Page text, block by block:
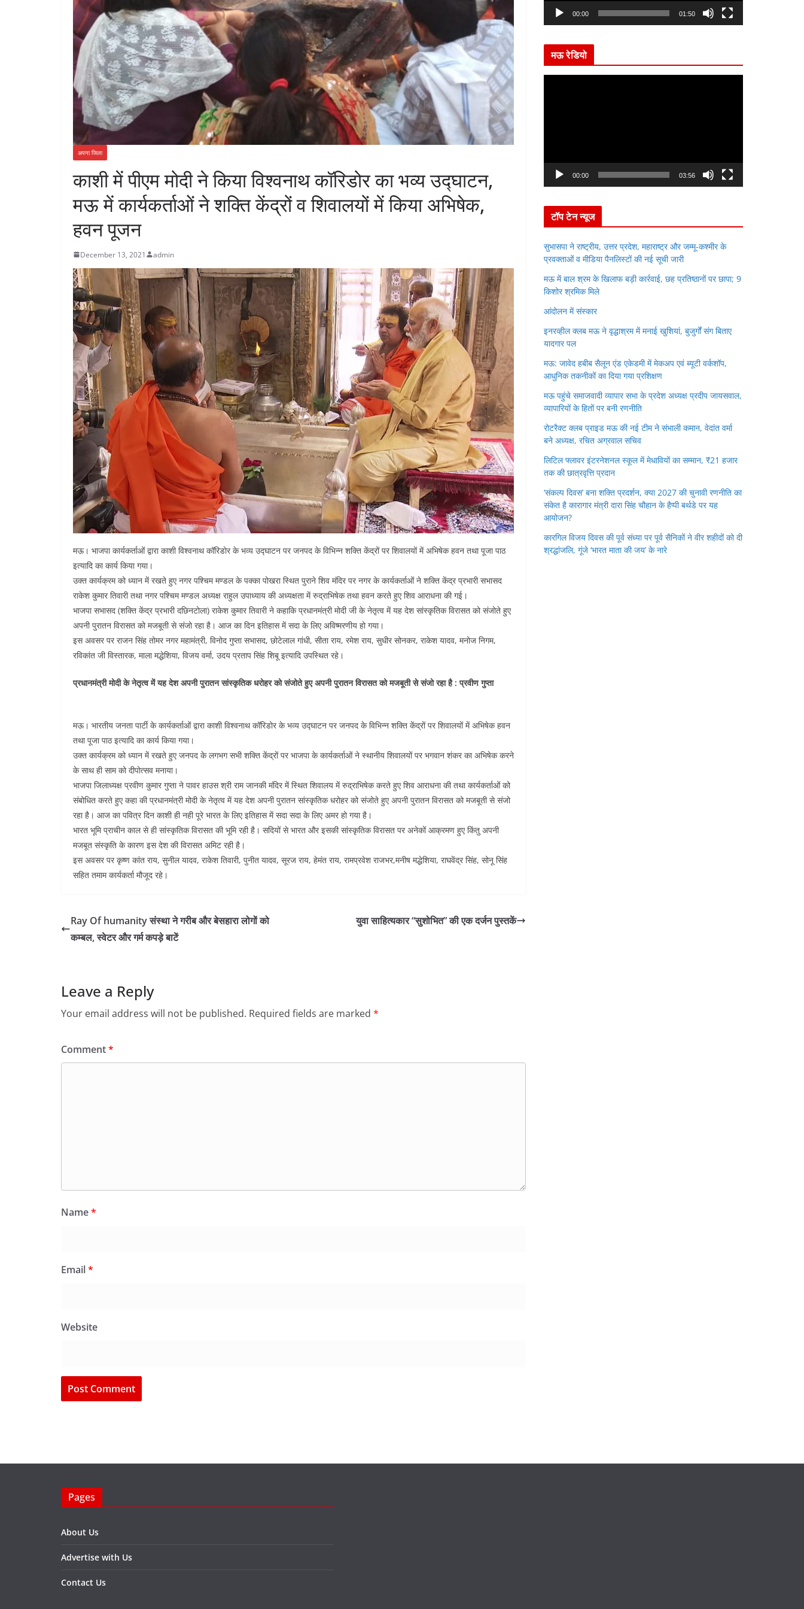
अपना जिला
काशी में पीएम मोदी ने किया विश्वनाथ कॉरिडोर का भव्य उद्घाटन,
मऊ में कार्यकर्ताओं ने शक्ति केंद्रों व शिवालयों में किया अभिषेक,
हवन पूजन
December 13, 2021 admin
मऊ। भाजपा कार्यकर्ताओं द्वारा काशी विश्वनाथ कॉरिडोर के भव्य उद्घाटन पर जनपद के विभिन्न शक्ति केंद्रों पर शिवालयों में अभिषेक हवन तथा पूजा पाठ
इत्यादि का कार्य किया गया।
उक्त कार्यक्रम को ध्यान में रखते हुए नगर पश्चिम मण्डल के पक्का पोखरा स्थित पुराने शिव मंदिर पर नगर के कार्यकर्ताओं ने शक्ति केंद्र प्रभारी सभासद
राकेश कुमार तिवारी तथा नगर पश्चिम मण्डल अध्यक्ष राहुल उपाध्याय की अध्यक्षता में रुद्राभिषेक तथा हवन करते हुए शिव आराधना की गई।
भाजपा सभासद (शक्ति केंद्र प्रभारी दछिनटोला) राकेश कुमार तिवारी ने कहाकि प्रधानमंत्री मोदी जी के नेतृत्व में यह देश सांस्कृतिक विरासत को संजोते हुए
अपनी पुरातन विरासत को मजबूती से संजो रहा है। आज का दिन इतिहास में सदा के लिए अविष्मरणीय हो गया।
इस अवसर पर राजन सिंह तोमर नगर महामंत्री, विनोद गुप्ता सभासद, छोटेलाल गांधी, सीता राय, रमेश राय, सुधीर सोनकर, राकेश यादव, मनोज निगम,
रविकांत जी विस्तारक, माला मद्धेशिया, विजय वर्मा, उदय प्रताप सिंह शिबू इत्यादि उपस्थित रहे।
प्रधानमंत्री मोदी के नेतृत्व में यह देश अपनी पुरातन सांस्कृतिक धरोहर को संजोते हुए अपनी पुरातन विरासत को मजबूती से संजो रहा है : प्रवीण गुप्ता
मऊ। भारतीय जनता पार्टी के कार्यकर्ताओं द्वारा काशी विश्वनाथ कॉरिडोर के भव्य उद्घाटन पर जनपद के विभिन्न शक्ति केंद्रों पर शिवालयों में अभिषेक हवन
तथा पूजा पाठ इत्यादि का कार्य किया गया।
उक्त कार्यक्रम को ध्यान में रखते हुए जनपद के लगभग सभी शक्ति केंद्रों पर भाजपा के कार्यकर्ताओं ने स्थानीय शिवालयों पर भगवान शंकर का अभिषेक करने
के साथ ही साम को दीपोत्सव मनाया।
भाजपा जिलाध्यक्ष प्रवीण कुमार गुप्ता ने पावर हाउस श्री राम जानकी मंदिर में स्थित शिवालय में रुद्राभिषेक करते हुए शिव आराधना की तथा कार्यकर्ताओं को
संबोधित करते हुए कहा की प्रधानमंत्री मोदी के नेतृत्व में यह देश अपनी पुरातन सांस्कृतिक धरोहर को संजोते हुए अपनी पुरातन विरासत को मजबूती से संजो
रहा है। आज का पवित्र दिन काशी ही नही पूरे भारत के लिए इतिहास में सदा सदा के लिए अमर हो गया है।
भारत भूमि प्राचीन काल से ही सांस्कृतिक विरासत की भूमि रही है। सदियों से भारत और इसकी सांस्कृतिक विरासत पर अनेकों आक्रमण हुए किंतु अपनी
मजबूत संस्कृति के कारण इस देश की विरासत अमिट रही है।
इस अवसर पर कृष्ण कांत राय, सुनील यादव, राकेश तिवारी, पुनीत यादव, सूरज राय, हेमंत राय, रामप्रवेश राजभर,मनीष मद्धेशिया, राघवेंद्र सिंह, सोनू सिंह
सहित तमाम कार्यकर्ता मौजूद रहे।
Ray Of humanity संस्था ने गरीब और बेसहारा लोगों को
कम्बल, स्वेटर और गर्म कपड़े बाटें
युवा साहित्यकार “सुशोभित” की एक दर्जन पुस्तकें
Leave a Reply
Your email address will not be published. Required fields are marked *
Comment*
Name*
Email*
Website
a
r
00:00 01:50
मऊ रेडियो
a
r
00:00 03:56
टॉप टेन न्यूज
सुभासपा ने राष्ट्रीय, उत्तर प्रदेश, महाराष्ट्र और जम्मू-कश्मीर के
प्रवक्ताओं व मीडिया पैनलिस्टों की नई सूची जारी
मऊ में बाल श्रम के खिलाफ बड़ी कार्रवाई, छह प्रतिष्ठानों पर छापा; 9
किशोर श्रमिक मिले
आंदोलन में संस्कार
इनरव्हील क्लब मऊ ने वृद्धाश्रम में मनाई खुशियां, बुजुर्गों संग बिताए
यादगार पल
मऊ: जावेद हबीब सैलून एंड एकेडमी में मेकअप एवं ब्यूटी वर्कशॉप,
आधुनिक तकनीकों का दिया गया प्रशिक्षण
मऊ पहुंचे समाजवादी व्यापार सभा के प्रदेश अध्यक्ष प्रदीप जायसवाल,
व्यापारियों के हितों पर बनी रणनीति
रोटरैक्ट क्लब प्राइड मऊ की नई टीम ने संभाली कमान, वेदांत वर्मा
बने अध्यक्ष, रचित अग्रवाल सचिव
लिटिल फ्लावर इंटरनेशनल स्कूल में मेधावियों का सम्मान, ₹21 हजार
तक की छात्रवृत्ति प्रदान
‘संकल्प दिवस’ बना शक्ति प्रदर्शन, क्या 2027 की चुनावी रणनीति का
संकेत है कारागार मंत्री दारा सिंह चौहान के हैप्पी बर्थडे पर यह
आयोजन?
कारगिल विजय दिवस की पूर्व संध्या पर पूर्व सैनिकों ने वीर शहीदों को दी
श्रद्धांजलि, गूंजे ‘भारत माता की जय’ के नारे
Pages
About Us
Advertise with Us
Contact Us